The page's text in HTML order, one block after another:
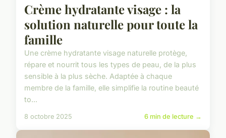
Crème hydratante visage : la
solution naturelle pour toute la
famille
Une crème hydratante visage naturelle protège,
répare et nourrit tous les types de peau, de la plus
sensible à la plus sèche. Adaptée à chaque
membre de la famille, elle simplifie la routine beauté
to...
8 octobre 2025 6 min de lecture →